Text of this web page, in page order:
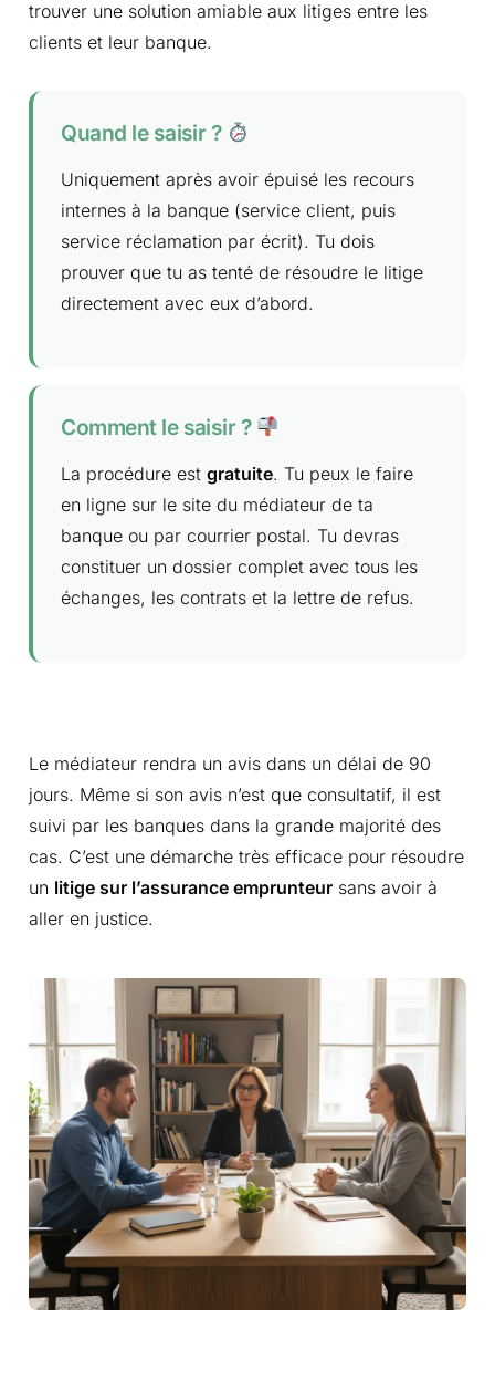
trouver une solution amiable aux litiges entre les
clients et leur banque.
Quand le saisir ?
Uniquement après avoir épuisé les recours
internes à la banque (service client, puis
service réclamation par écrit). Tu dois
prouver que tu as tenté de résoudre le litige
directement avec eux d’abord.
Comment le saisir ?
La procédure estgratuite. Tu peux le faire
en ligne sur le site du médiateur de ta
banque ou par courrier postal. Tu devras
constituer un dossier complet avec tous les
échanges, les contrats et la lettre de refus.
Le médiateur rendra un avis dans un délai de 90
jours. Même si son avis n’est que consultatif, il est
suivi par les banques dans la grande majorité des
cas. C’est une démarche très efficace pour résoudre
un litige sur l’assurance emprunteur sans avoir à
aller en justice.